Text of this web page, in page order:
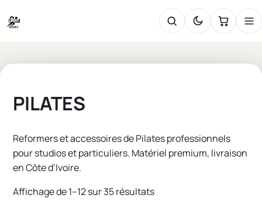
PILATES
Reformers et accessoires de Pilates professionnels
pour studios et particuliers. Matériel premium, livraison
en Côte d’Ivoire.
Affichage de 1–12 sur 35 résultats